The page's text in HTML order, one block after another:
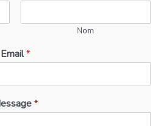
Nom
Email*
*